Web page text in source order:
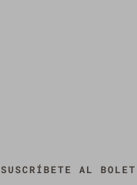
SUSCRÍBETE AL